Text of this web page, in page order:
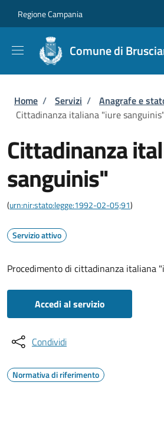
Regione Campania
Comune di
Briciole di pane
Home / Servizi / Anagrafe e
Cittadinanza italiana "iure sanguinis"
Cittadinanza
sanguinis"
(urn:nir:stato:legge:1992-02-05;91)
Servizio attivo
Procedimento di cittadinanza italiana
Accedi al servizio
Condividi
Normativa di riferimento